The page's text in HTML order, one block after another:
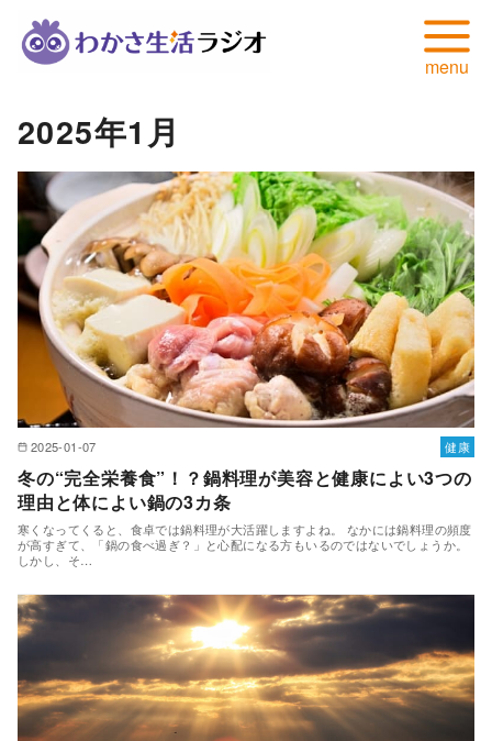
2025年1月
2025-01-07 健康
冬の“完全栄養食”！？鍋料理が美容と健康によい3つの
理由と体によい鍋の3カ条
寒くなってくると、食卓では鍋料理が大活躍しますよね。 なかには鍋料理の頻度
が高すぎて、「鍋の食べ過ぎ？」と心配になる方もいるのではないでしょうか。
しかし、そ…